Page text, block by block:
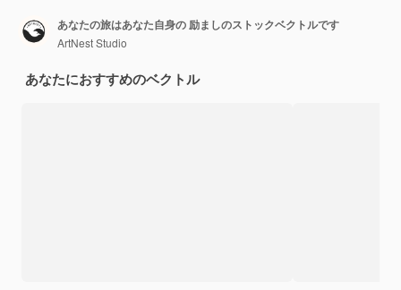
あなたの旅はあなた自身の 励ましのストックベクトルです
ArtNest Studio
あなたにおすすめのベクトル